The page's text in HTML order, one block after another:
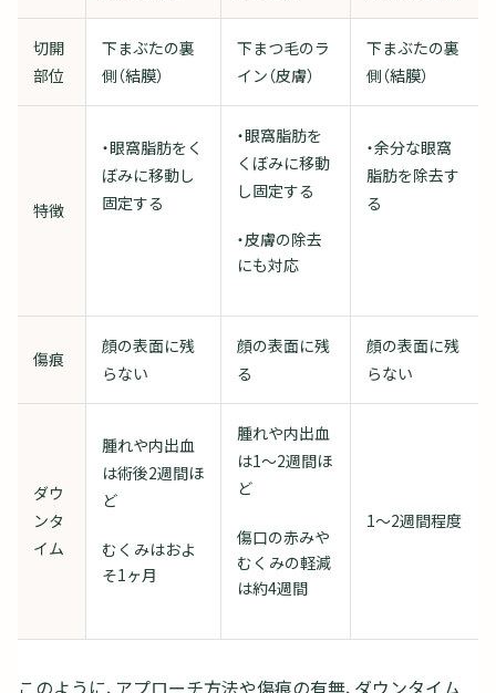
切開
部位
下まぶたの裏
側（結膜）
下まつ毛のラ
イン（皮膚）
下まぶたの裏
側（結膜）
特徴
・眼窩脂肪をく
ぼみに移動し
固定する
・眼窩脂肪を
くぼみに移動
し固定する
・皮膚の除去
にも対応
・余分な眼窩
脂肪を除去す
る
傷痕
顔の表面に残
らない
顔の表面に残
る
顔の表面に残
らない
ダウ
ンタ
イム
腫れや内出血
は術後2週間ほ
ど
むくみはおよ
そ1ヶ月
腫れや内出血
は1～2週間ほ
ど
傷口の赤みや
むくみの軽減
は約4週間
1～2週間程度
このように、アプローチ方法や傷痕の有無、ダウンタイム